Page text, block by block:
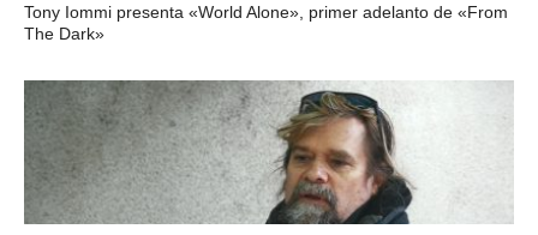
Tony Iommi presenta «World Alone», primer adelanto de «From
The Dark»